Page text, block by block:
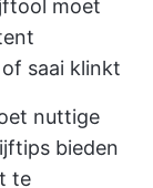
moet
saai klinkt
nuttige
bieden
te